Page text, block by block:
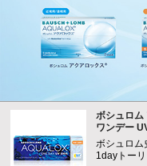
ボシュロム
ワンデー
ボシュロム
1dayトーリ